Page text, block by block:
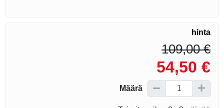
hinta
109,00 €
54,50 €
Määrä